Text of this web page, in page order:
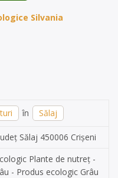
Silvania
în Sălaj
Sălaj 450006 Crișeni
Plante de nutreț -
- Produs ecologic Grâu